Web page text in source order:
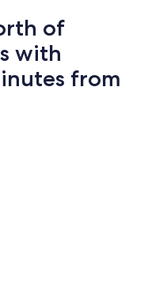
of
with
from